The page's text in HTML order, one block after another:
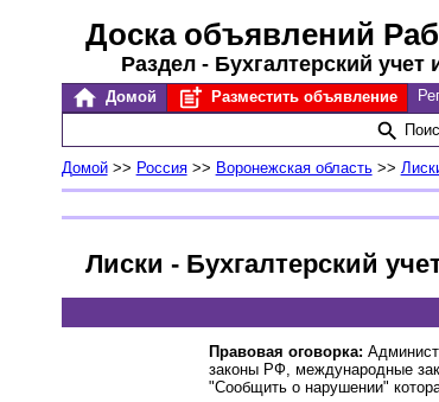
Доска объявлений
Раздел - Бухгалтерский учет
Домой Разместить объявление
Домой>> Россия>> Воронежская область>>
Лиски - Бухгалтерский
Правовая оговорка:
законы РФ, международные
"Сообщить о нарушении"